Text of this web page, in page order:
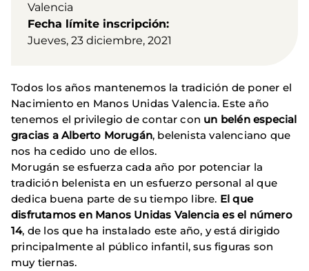
Valencia
Fecha límite inscripción
Jueves, 23 diciembre, 2021
Todos los años mantenemos la tradición de poner el
Nacimiento en Manos Unidas Valencia. Este año
tenemos el privilegio de contar con un belén especial
gracias a Alberto Morugán, belenista valenciano que
nos ha cedido uno de ellos.
Morugán se esfuerza cada año por potenciar la
tradición belenista en un esfuerzo personal al que
dedica buena parte de su tiempo libre. El que
disfrutamos en Manos Unidas Valencia es el número
14, de los que ha instalado este año, y está dirigido
principalmente al público infantil, sus figuras son
muy tiernas.